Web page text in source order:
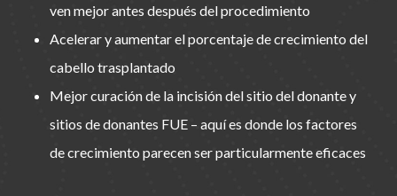
ven mejor antes después del procedimiento
Acelerar y aumentar el porcentaje de crecimiento del
cabello trasplantado
Mejor curación de la incisión del sitio del donante y
sitios de donantes FUE – aquí es donde los factores
de crecimiento parecen ser particularmente eficaces